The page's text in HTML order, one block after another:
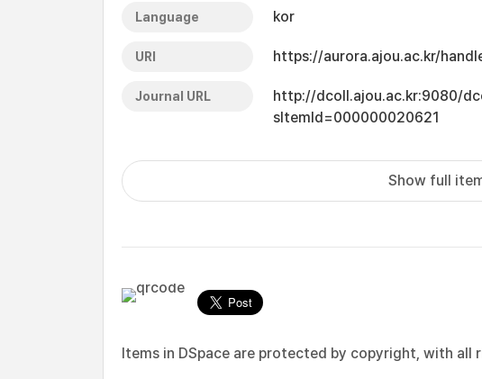
Language kor
URI https://aurora.ajou.ac.kr/
Journal URL
http://dcoll.ajou.ac.kr:9080/
sItemId=000000020621
Show full
Items in DSpace are protected by copyright, with all